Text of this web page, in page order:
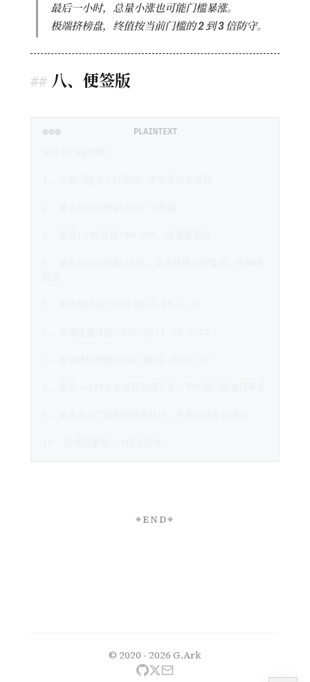
最后一小时，总量小涨也可能门槛暴涨。
极端挤榜盘，终值按当前门槛的 2 到 3 倍防守。
八、便签版
PLAINTEXT
◆END◆
© 2020 - 2026 G.Ark